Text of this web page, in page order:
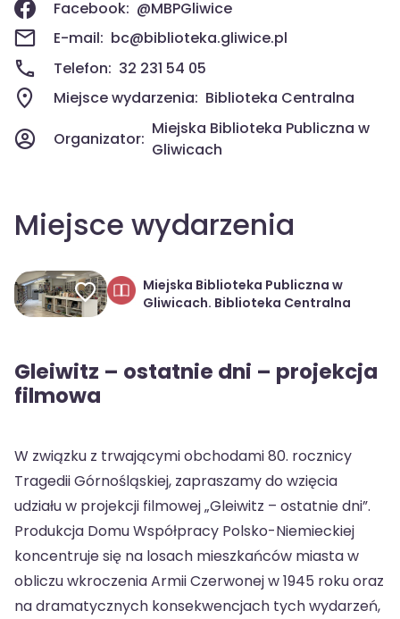
Facebook: @MBPGliwice
E-mail: bc@biblioteka.gliwice.pl
Telefon: 32 231 54 05
Miejsce wydarzenia: Biblioteka Centralna
Organizator:
Miejska Biblioteka Publiczna w
Gliwicach
Miejsce wydarzenia
Miejska Biblioteka Publiczna w
Gliwicach. Biblioteka Centralna
Gleiwitz – ostatnie dni – projekcja
filmowa
W związku z trwającymi obchodami 80. rocznicy
Tragedii Górnośląskiej, zapraszamy do wzięcia
udziału w projekcji filmowej „Gleiwitz – ostatnie dni”.
Produkcja Domu Współpracy Polsko-Niemieckiej
koncentruje się na losach mieszkańców miasta w
obliczu wkroczenia Armii Czerwonej w 1945 roku oraz
na dramatycznych konsekwencjach tych wydarzeń,